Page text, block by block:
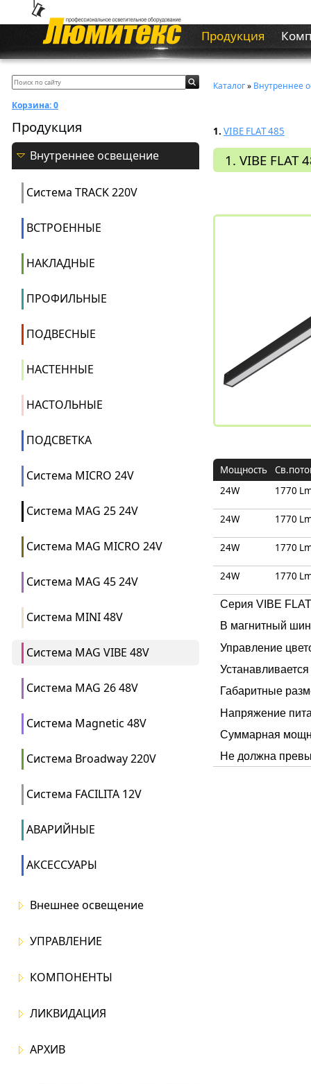
Продукция
Корзина:0
Продукция
Внутреннее освещение
Система ТRACK 220V
ВСТРОЕННЫЕ
НАКЛАДНЫЕ
ПРОФИЛЬНЫЕ
ПОДВЕСНЫЕ
НАСТЕННЫЕ
НАСТОЛЬНЫЕ
ПОДСВЕТКА
Система MICRO 24V
Система MAG 25 24V
Система MAG MICRO 24V
Система MAG 45 24V
Система MINI 48V
Система MAG VIBE 48V
Система MAG 26 48V
Система Magnetic 48V
Система Broadway 220V
Система FACILITA 12V
АВАРИЙНЫЕ
АКСЕССУАРЫ
Внешнее освещение
УПРАВЛЕНИЕ
КОМПОНЕНТЫ
ЛИКВИДАЦИЯ
АРХИВ
Каталог» Внутреннее
1. VIBE FLAT 485
1. VIBE FLAT
Мощность
24W
1770
24W 1770
24W 1770
24W 1770
Серия VIBE
В магнитный
Управление
Габаритные
Напряжение
Суммарная
Не должна